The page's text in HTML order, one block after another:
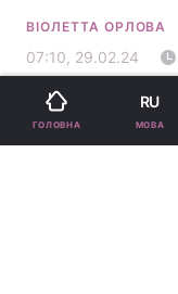
ВІОЛЕТТА ОРЛОВА
07:10, 29.02.24
ГОЛОВНА
RU
МОВА